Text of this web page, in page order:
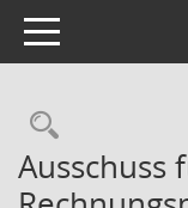
Toggle navigation
Ausschuss